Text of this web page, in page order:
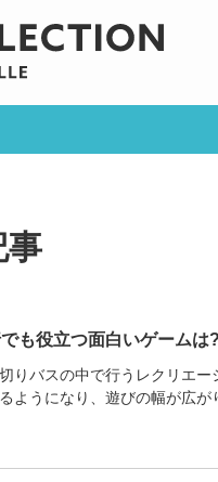
事
も役立つ面白いゲームは?
りバスの中で行うレクリエー
ようになり、遊びの幅が広が